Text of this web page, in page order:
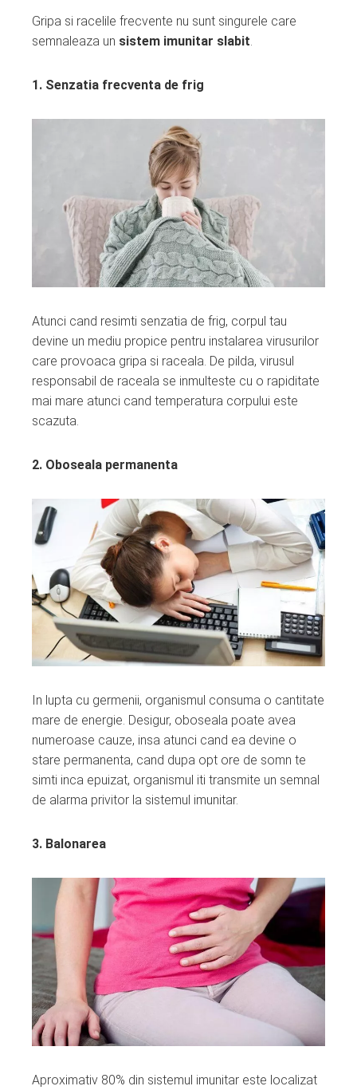
Gripa si racelile frecvente nu sunt singurele care
semnaleaza un sistem imunitar slabit.
1. Senzatia frecventa de frig
Atunci cand resimti senzatia de frig, corpul tau
devine un mediu propice pentru instalarea virusurilor
care provoaca gripa si raceala. De pilda, virusul
responsabil de raceala se inmulteste cu o rapiditate
mai mare atunci cand temperatura corpului este
scazuta.
2. Oboseala permanenta
In lupta cu germenii, organismul consuma o cantitate
mare de energie. Desigur, oboseala poate avea
numeroase cauze, insa atunci cand ea devine o
stare permanenta, cand dupa opt ore de somn te
simti inca epuizat, organismul iti transmite un semnal
de alarma privitor la sistemul imunitar.
3. Balonarea
Aproximativ 80% din sistemul imunitar este localizat